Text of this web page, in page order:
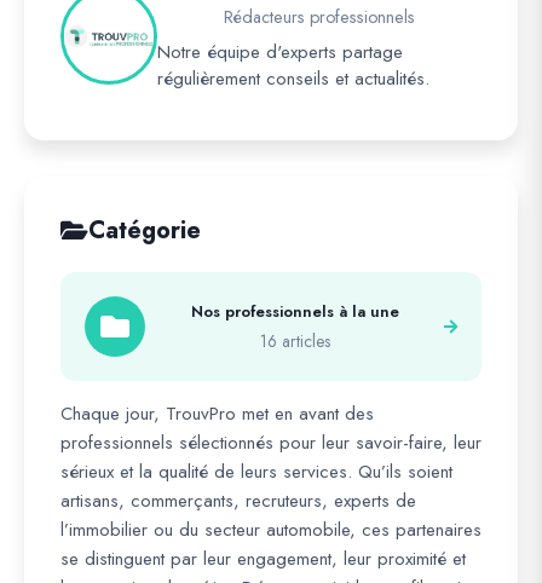
Rédacteurs professionnels
Notre équipe d'experts partage
régulièrement conseils et actualités.
Catégorie
Nos professionnels à la une
16 articles
Chaque jour, TrouvPro met en avant des
professionnels sélectionnés pour leur savoir-faire, leur
sérieux et la qualité de leurs services. Qu’ils soient
artisans, commerçants, recruteurs, experts de
l’immobilier ou du secteur automobile, ces partenaires
se distinguent par leur engagement, leur proximité et